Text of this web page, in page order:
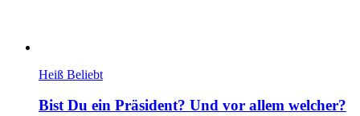
Heiß Beliebt
Bist Du ein Präsident? Und vor allem welcher?